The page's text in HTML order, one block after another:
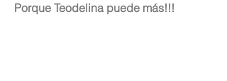
Porque Teodelina puede más!!!